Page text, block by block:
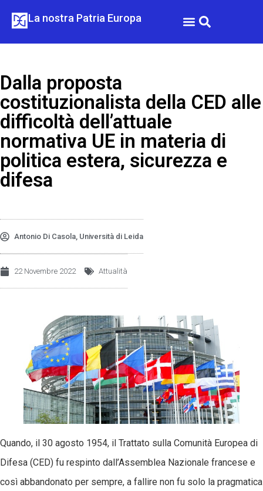
La nostra Patria Europa
Dalla proposta
costituzionalista della CED alle
difficoltà dell’attuale
normativa UE in materia di
politica estera, sicurezza e
difesa
Antonio Di Casola, Università di Leida
22 Novembre 2022 Attualità
Quando, il 30 agosto 1954, il Trattato sulla Comunità Europea di
Difesa (CED) fu respinto dall’Assemblea Nazionale francese e
così abbandonato per sempre, a fallire non fu solo la pragmatica